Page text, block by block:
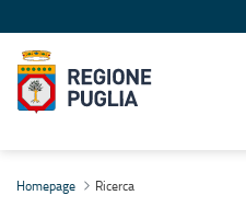
Homepage Ricerca